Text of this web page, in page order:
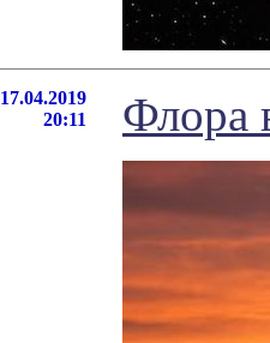
17.04.2019
20:11
Флора